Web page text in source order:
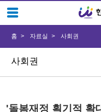
사회권
홈 자료실 사회권
'돌봄재정 획기적 확